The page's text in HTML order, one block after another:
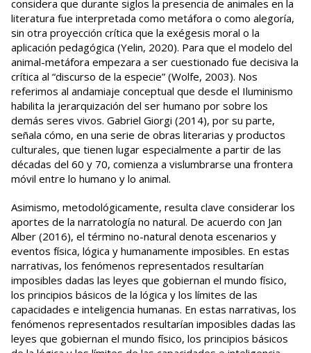
considera que durante siglos la presencia de animales en la
literatura fue interpretada como metáfora o como alegoría,
sin otra proyección crítica que la exégesis moral o la
aplicación pedagógica (Yelin, 2020). Para que el modelo del
animal-metáfora empezara a ser cuestionado fue decisiva la
crítica al “discurso de la especie” (Wolfe, 2003). Nos
referimos al andamiaje conceptual que desde el Iluminismo
habilita la jerarquización del ser humano por sobre los
demás seres vivos. Gabriel Giorgi (2014), por su parte,
señala cómo, en una serie de obras literarias y productos
culturales, que tienen lugar especialmente a partir de las
décadas del 60 y 70, comienza a vislumbrarse una frontera
móvil entre lo humano y lo animal.
Asimismo, metodológicamente, resulta clave considerar los
aportes de la narratología no natural. De acuerdo con Jan
Alber (2016), el término no-natural denota escenarios y
eventos física, lógica y humanamente imposibles. En estas
narrativas, los fenómenos representados resultarían
imposibles dadas las leyes que gobiernan el mundo físico,
los principios básicos de la lógica y los límites de las
capacidades e inteligencia humanas. En estas narrativas, los
fenómenos representados resultarían imposibles dadas las
leyes que gobiernan el mundo físico, los principios básicos